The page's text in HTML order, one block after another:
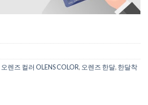
오렌즈 컬러 OLENS COLOR, 오렌즈 한달, 한달착